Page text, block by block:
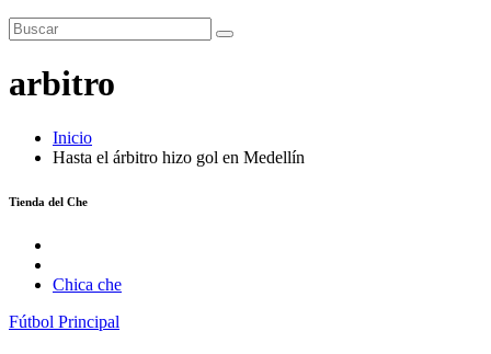
arbitro
Inicio
Hasta el árbitro hizo gol en Medellín
Tienda del Che
Chica che
Fútbol Principal